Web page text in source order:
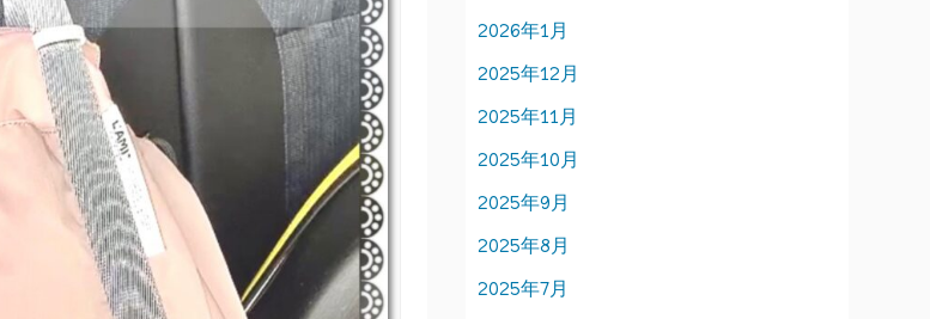
2026年1月
2025年12月
2025年11月
2025年10月
2025年9月
2025年8月
2025年7月